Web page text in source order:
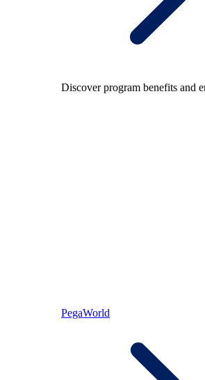
Discover program benefits and
PegaWorld